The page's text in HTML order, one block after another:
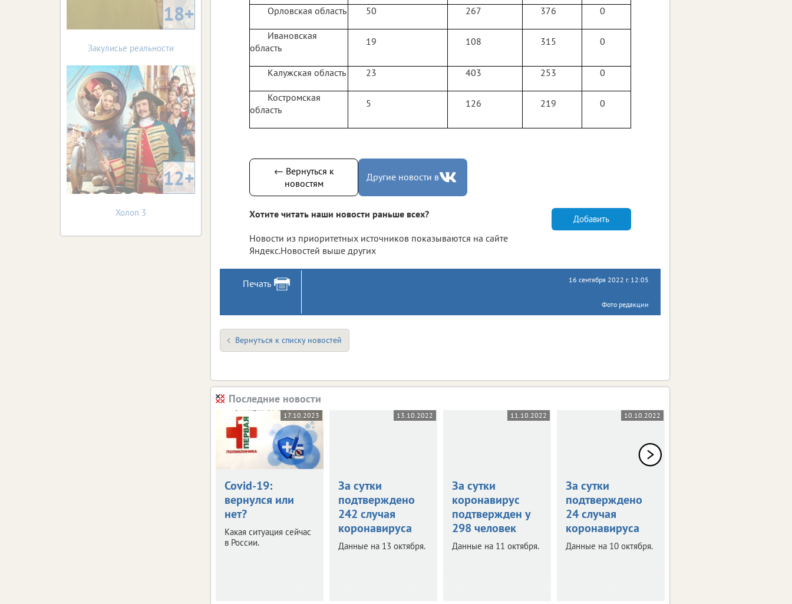
Орловская область 50 267 376 0
Ивановская
область
19 108 315 0
Калужская область 23 403 253 0
Костромская
область
5 126 219 0
← Вернуться к
новостям
Другие новости в
Хотите читать наши новости раньше всех?
Новости из приоритетных источников показываются на сайте
Яндекс.Новостей выше других
Добавить
Печать 16 сентября 2022 г. 12:05
Фото редакции
Вернуться к списку новостей
Последние новости
17.10.2023
Covid-19:
вернулся или
нет?
Какая ситуация сейчас
в России.
13.10.2022
За сутки
подтверждено
242 случая
коронавируса
Данные на 13 октября.
11.10.2022
За сутки
коронавирус
подтвержден у
298 человек
Данные на 11 октября.
10.10.2022
За сутки
подтверждено
24 случая
коронавируса
Данные на 10 октября.
18+
Закулисье реальности
12+
Холоп 3